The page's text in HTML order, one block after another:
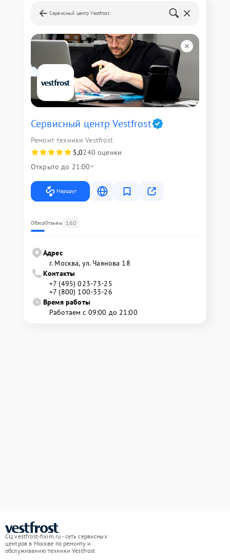
Сервисный центр Vestfrost
Сервисный центр Vestfrost
Ремонт техники Vestfrost
5,0240 оценки
Открыто до 21:00
Маршрут
ОбзорОтзывы 160
Адрес
г. Москва, ул. Чаянова 18
Контакты
+7 (495) 023-73-25
+7 (800) 100-33-26
Время работы
Работаем с 09:00 до 21:00
СЦ vestfrost-fixim.ru - сеть сервисных
центров в Москве по ремонту и
обслуживанию техники Vestfrost